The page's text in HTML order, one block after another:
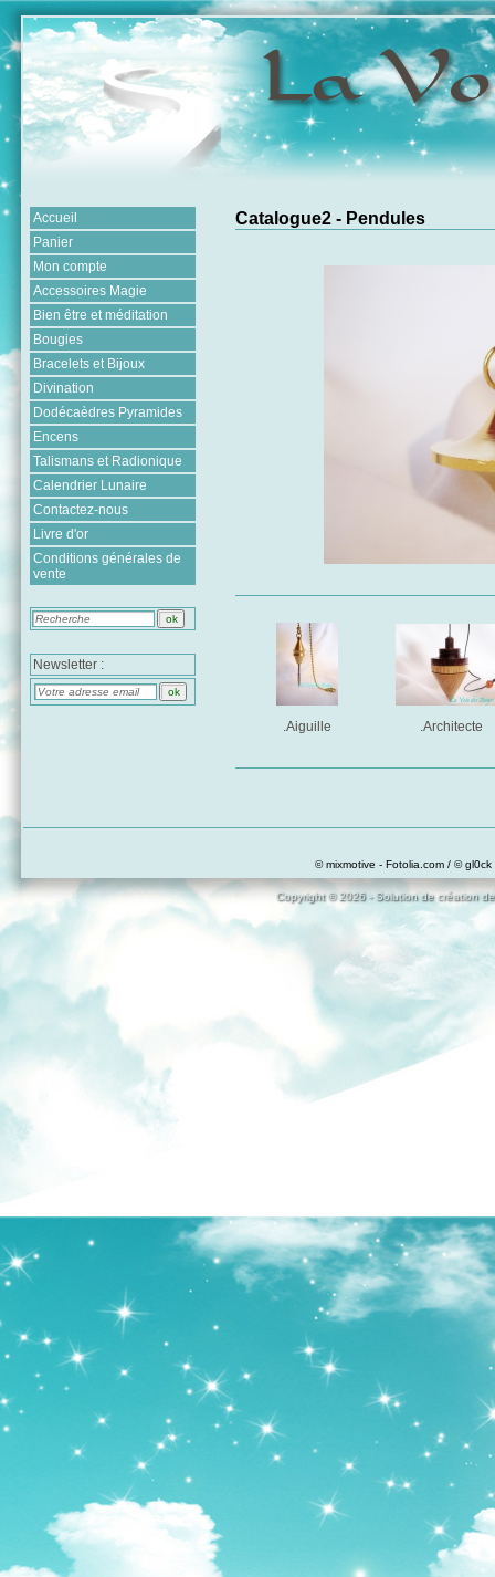
Accueil
Panier
Mon compte
Accessoires Magie
Bien être et méditation
Bougies
Bracelets et Bijoux
Divination
Dodécaèdres Pyramides
Encens
Talismans et Radionique
Calendrier Lunaire
Contactez-nous
Livre d'or
Conditions générales de
vente
Newsletter :
Catalogue2 - Pendules
.Aiguille .Architecte
© mixmotive - Fotolia.com / ©
Copyright © 2026 - Solution de création